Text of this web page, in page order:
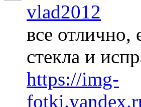
vlad2012
все отлично,
стекла и
https://img-